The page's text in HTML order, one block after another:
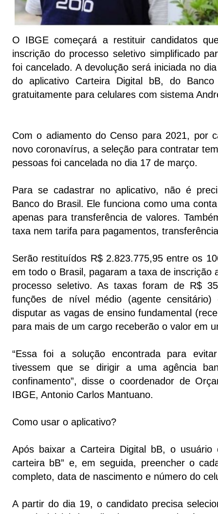
O IBGE começará a restituir candidatos
inscrição do processo seletivo simplificado
foi cancelado. A devolução será iniciada no
do aplicativo Carteira Digital bB, do
gratuitamente para celulares com sistema
Com o adiamento do Censo para 2021, por
novo coronavírus, a seleção para contratar
pessoas foi cancelada no dia 17 de março.
Para se cadastrar no aplicativo, não é
Banco do Brasil. Ele funciona como uma
apenas para transferência de valores.
taxa nem tarifa para pagamentos,
Serão restituídos R$ 2.823.775,95 entre os
em todo o Brasil, pagaram a taxa de inscrição
processo seletivo. As taxas foram de R$
funções de nível médio (agente
disputar as vagas de ensino fundamental
para mais de um cargo receberão o valor em
“Essa foi a solução encontrada para
tivessem que se dirigir a uma agência
confinamento”, disse o coordenador de
IBGE, Antonio Carlos Mantuano.
Como usar o aplicativo?
Após baixar a Carteira Digital bB, o usuário
carteira bB” e, em seguida, preencher o
completo, data de nascimento e número do
A partir do dia 19, o candidato precisa